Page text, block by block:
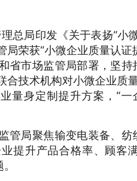
总局印发《关于表扬“小
局荣获“小微企业质量认
省市场监管局部署，坚
合技术机构对小微企业质
量身定制提升方案，“
管局聚焦输变电装备、
提升产品合格率、顾客